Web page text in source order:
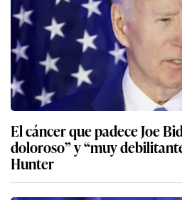
El cáncer que padece Joe
doloroso” y “muy
Hunter